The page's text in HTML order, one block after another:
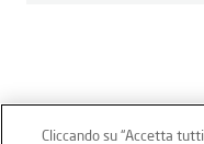
Cliccando su “Accetta